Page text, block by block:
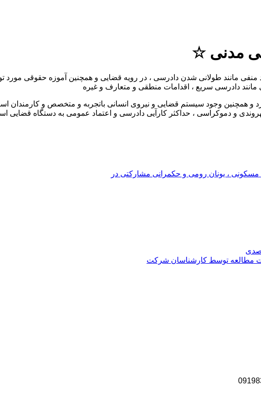
مدنی ☆
مانند طولانی شدن دادرسی ، در رویه قضایی و همچنین آموزه حقوقی مورد
دادرسی سریع ، اقدامات منطقی و متعارف و غیره
همچنین وجود سیستم قضایی و نیروی انسانی باتجربه و متخصص و کارمندان
و دموکراسی ، حداکثر کارآیی دادرسی و اعتماد عمومی به دستگاه قضایی
مسکونی ، یونان رومی و حکمرانی مشارکتی در
مطالعه توسط کارشناسان شرکت